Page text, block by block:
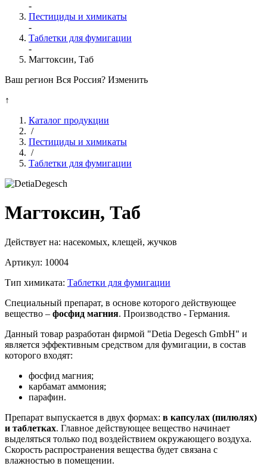
-
Пестициды и химикаты
-
Таблетки для фумигации
-
Магтоксин, Таб
Ваш регион Вся Россия? Изменить
↑
Каталог продукции
/
Пестициды и химикаты
/
Таблетки для фумигации
Магтоксин, Таб
Действует на: насекомых, клещей, жучков
Артикул: 10004
Тип химиката: Таблетки для фумигации
Специальный препарат, в основе которого действующее
вещество – фосфид магния. Производство - Германия.
Данный товар разработан фирмой "Detia Degesch GmbH" и
является эффективным средством для фумигации, в состав
которого входят:
фосфид магния;
карбамат аммония;
парафин.
Препарат выпускается в двух формах: в капсулах (пилюлях)
и таблетках. Главное действующее вещество начинает
выделяться только под воздействием окружающего воздуха.
Скорость распространения вещества будет связана с
влажностью в помещении.